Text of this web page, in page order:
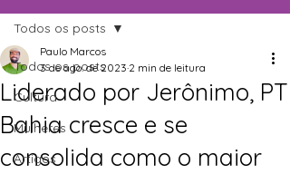
Todos os posts
Cultura
Mulheres
Artigos
Todos os posts
Liderado por Jerônimo, PT
Bahia cresce e se
consolida como o maior
Paulo Marcos
3 de ago. de 2023 2 min de leitura